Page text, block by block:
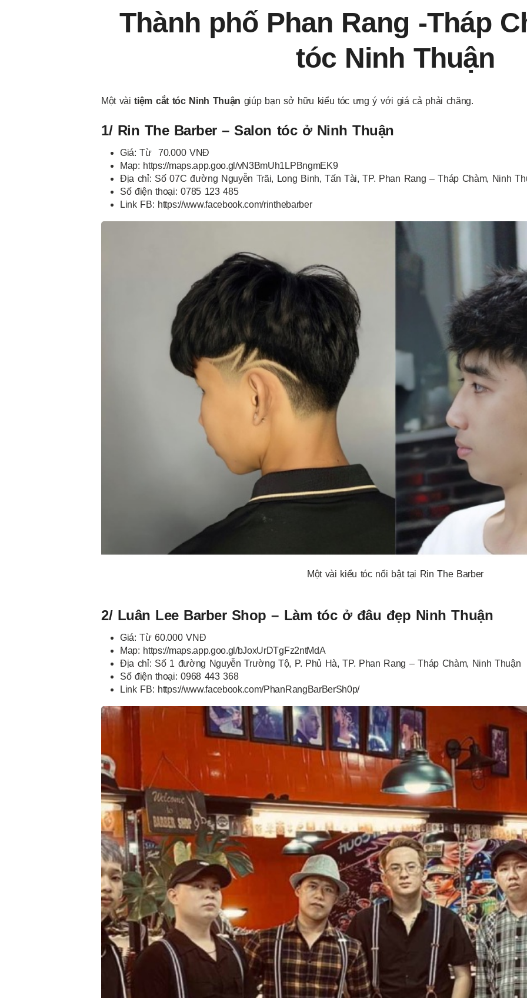
Thành phố Phan Rang -Tháp
tóc Ninh Thuận
Một vài tiệm cắt tóc Ninh Thuận giúp bạn sở hữu kiểu tóc ưng ý với giá cả phải chăng.
1/ Rin The Barber – Salon tóc ở Ninh Thuận
Giá: Từ 70.000 VNĐ
Map: https://maps.app.goo.gl/vN3BmUh1LPBngmEK9
Địa chỉ: Số 07C đường Nguyễn Trãi, Long Binh, Tấn Tài, TP. Phan Rang – Tháp Chàm, Ninh
Số điện thoại: 0785 123 485
Link FB: https://www.facebook.com/rinthebarber
Một vài kiểu tóc nổi bật tại Rin The Barber
2/ Luân Lee Barber Shop – Làm tóc ở đâu đẹp Ninh Thuận
Giá: Từ 60.000 VNĐ
Map: https://maps.app.goo.gl/bJoxUrDTgFz2ntMdA
Địa chỉ: Số 1 đường Nguyễn Trường Tộ, P. Phủ Hà, TP. Phan Rang – Tháp Chàm, Ninh Thuận
Số điện thoại: 0968 443 368
Link FB: https://www.facebook.com/PhanRangBarBerSh0p/